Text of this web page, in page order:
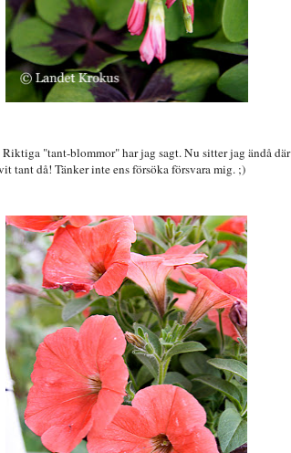
"tant-blommor" har jag sagt. Nu sitter jag ändå där
tant då! Tänker inte ens försöka försvara mig. ;)